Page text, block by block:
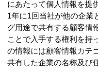
にあたって個人情報を提
1年に1回当社が他の企業
グ用途で共有する顧客情
ことで入手する権利を持
の情報には顧客情報カテ
共有した企業の名称及び